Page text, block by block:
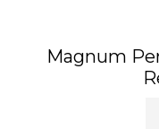
Magnum